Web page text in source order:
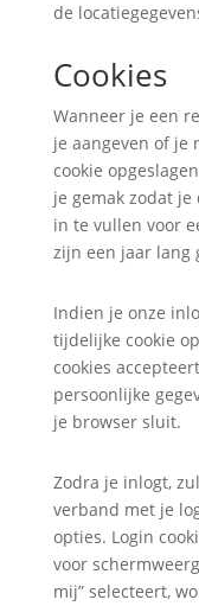
de
Cookies
Wanneer je een
je aangeven of je
cookie
je gemak zodat
in te vullen voor
zijn een jaar lang
Indien je onze
tijdelijke cookie
cookies
persoonlijke
je browser sluit.
Zodra je inlogt,
verband met je
opties. Login
voor
mij” selecteert,